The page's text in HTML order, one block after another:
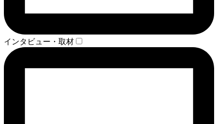
インタビュー・取材